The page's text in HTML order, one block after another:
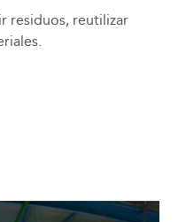
residuos, reutilizar